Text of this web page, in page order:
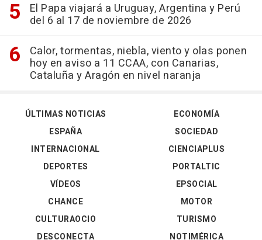
El Papa viajará a Uruguay, Argentina y Perú
del 6 al 17 de noviembre de 2026
Calor, tormentas, niebla, viento y olas ponen
hoy en aviso a 11 CCAA, con Canarias,
Cataluña y Aragón en nivel naranja
ÚLTIMAS NOTICIAS
ESPAÑA
INTERNACIONAL
DEPORTES
VÍDEOS
ECONOMÍA
SOCIEDAD
CIENCIAPLUS
PORTALTIC
EPSOCIAL
CHANCE
CULTURAOCIO
DESCONECTA
MOTOR
TURISMO
NOTIMÉRICA